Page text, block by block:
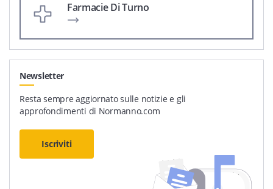
Farmacie Di Turno
Newsletter
Resta sempre aggiornato sulle notizie e gli
approfondimenti di Normanno.com
Iscriviti